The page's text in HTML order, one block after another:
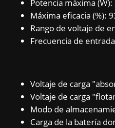
Potencia máxima (W):
Máxima eficacia (%):
Rango de voltaje de
Frecuencia de
Voltaje de carga
Voltaje de carga
Modo de
Carga de la batería